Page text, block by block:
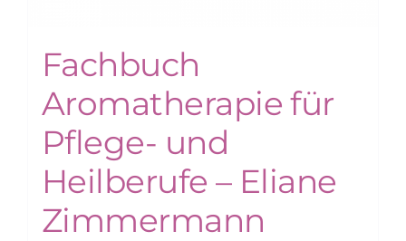
Fachbuch
Aromatherapie für
Pflege- und
Heilberufe – Eliane
Zimmermann